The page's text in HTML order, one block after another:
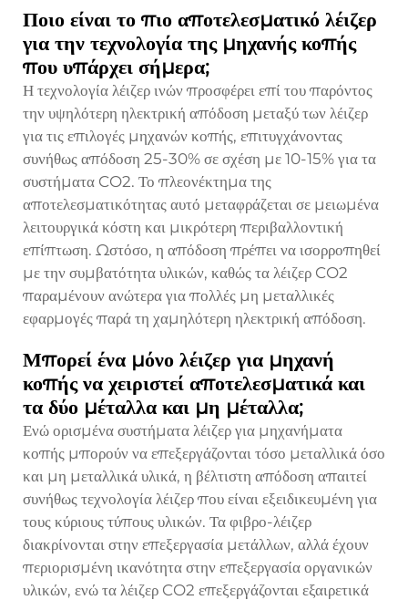
Ποιο είναι το πιο αποτελεσματικό λέιζερ
για την τεχνολογία της μηχανής κοπής
που υπάρχει σήμερα;
Η τεχνολογία λέιζερ ινών προσφέρει επί του παρόντος
την υψηλότερη ηλεκτρική απόδοση μεταξύ των λέιζερ
για τις επιλογές μηχανών κοπής, επιτυγχάνοντας
συνήθως απόδοση 25-30% σε σχέση με 10-15% για τα
συστήματα CO2. Το πλεονέκτημα της
αποτελεσματικότητας αυτό μεταφράζεται σε μειωμένα
λειτουργικά κόστη και μικρότερη περιβαλλοντική
επίπτωση. Ωστόσο, η απόδοση πρέπει να ισορροπηθεί
με την συμβατότητα υλικών, καθώς τα λέιζερ CO2
παραμένουν ανώτερα για πολλές μη μεταλλικές
εφαρμογές παρά τη χαμηλότερη ηλεκτρική απόδοση.
Μπορεί ένα μόνο λέιζερ για μηχανή
κοπής να χειριστεί αποτελεσματικά και
τα δύο μέταλλα και μη μέταλλα;
Ενώ ορισμένα συστήματα λέιζερ για μηχανήματα
κοπής μπορούν να επεξεργάζονται τόσο μεταλλικά όσο
και μη μεταλλικά υλικά, η βέλτιστη απόδοση απαιτεί
συνήθως τεχνολογία λέιζερ που είναι εξειδικευμένη για
τους κύριους τύπους υλικών. Τα φιβρο-λέιζερ
διακρίνονται στην επεξεργασία μετάλλων, αλλά έχουν
περιορισμένη ικανότητα στην επεξεργασία οργανικών
υλικών, ενώ τα λέιζερ CO2 επεξεργάζονται εξαιρετικά